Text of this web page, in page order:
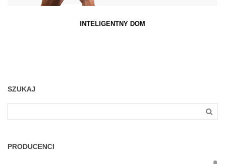
INTELIGENTNY DOM
SZUKAJ
PRODUCENCI